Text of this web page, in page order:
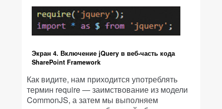
Экран 4. Включение jQuery в веб-часть кода
SharePoint Framework
Как видите, нам приходится употреблять
термин require — заимствование из модели
CommonJS, а затем мы выполняем